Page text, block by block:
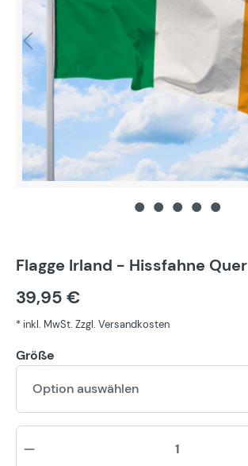
Flagge Irland - Hissfahne Quer
39,95 €
* inkl. MwSt. Zzgl. Versandkosten
Größe
Option auswählen